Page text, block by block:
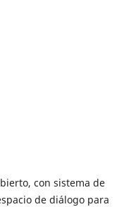
con sistema de
de diálogo para